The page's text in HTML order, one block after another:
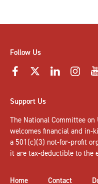
Follow Us
Support Us
The National Committee
welcomes financial and in-
a 501(c)(3) not-for-profit
it are tax-deductible to the
Home Contact